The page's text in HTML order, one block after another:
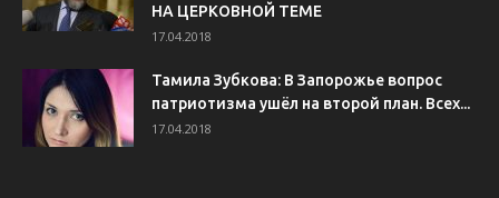
НА ЦЕРКОВНОЙ ТЕМЕ
17.04.2018
Тамила Зубкова: В Запорожье вопрос
патриотизма ушёл на второй план. Всех...
17.04.2018